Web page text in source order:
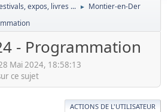
expos, livres ... ► Montier-en-Der
- Programmation
Mai 2024, 18:58:13
ce sujet
ACTIONS DE L'UTILISATEUR